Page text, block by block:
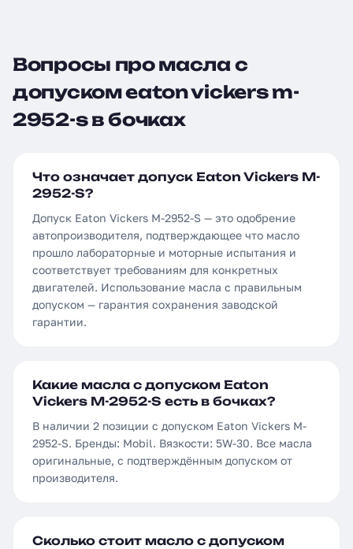
Вопросы про масла с
допуском eaton vickers m-
2952-s в бочках
Что означает допуск Eaton Vickers M-
2952-S?
Допуск Eaton Vickers M-2952-S — это одобрение
автопроизводителя, подтверждающее что масло
прошло лабораторные и моторные испытания и
соответствует требованиям для конкретных
двигателей. Использование масла с правильным
допуском — гарантия сохранения заводской
гарантии.
Какие масла с допуском Eaton
Vickers M-2952-S есть в бочках?
В наличии 2 позиции с допуском Eaton Vickers M-
2952-S. Бренды: Mobil. Вязкости: 5W-30. Все масла
оригинальные, с подтверждённым допуском от
производителя.
Сколько стоит масло с допуском